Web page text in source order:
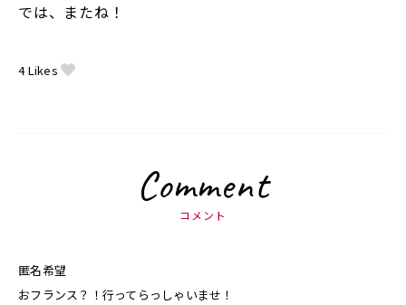
では、またね！
4Likes
Comment
コメント
匿名希望
おフランス？！行ってらっしゃいませ！